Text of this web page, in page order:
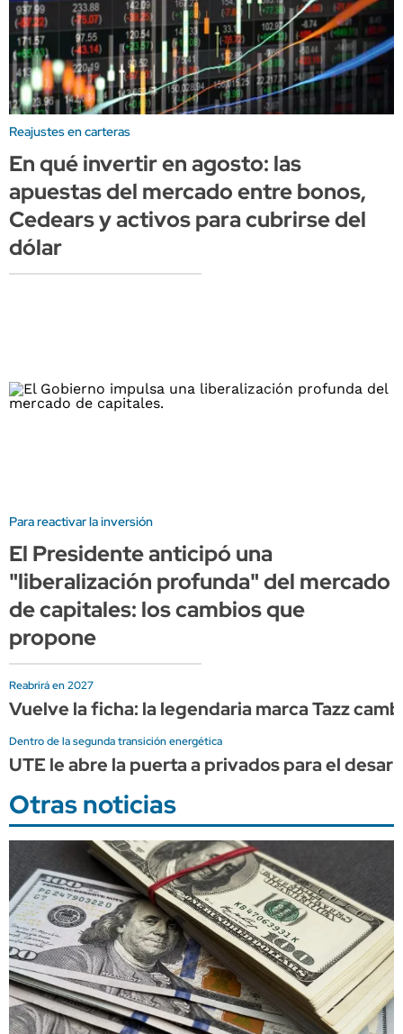
Reajustes en carteras
En qué invertir en agosto: las
apuestas del mercado entre bonos,
Cedears y activos para cubrirse del
dólar
Para reactivar la inversión
El Presidente anticipó una
"liberalización profunda" del mercado
de capitales: los cambios que
propone
Reabrirá en 2027
Vuelve la ficha: la legendaria marca Tazz
Dentro de la segunda transición energética
UTE le abre la puerta a privados para el
Otras noticias